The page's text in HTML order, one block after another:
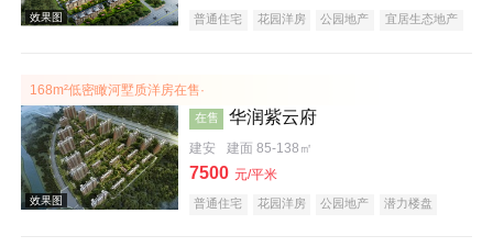
效果图
普通住宅 花园洋房 公园地产
宜居生态地产
168m²低密瞰河墅质洋房在售·
在售 华润紫云府
建安 建面 85-138㎡
7500 元/平米
普通住宅 花园洋房 公园地产
潜力楼盘